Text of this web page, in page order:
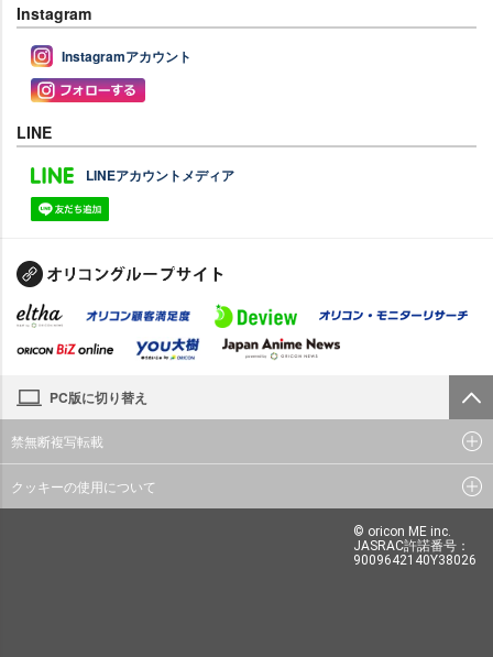
Instagram
Instagramアカウント
LINE
LINEアカウントメディア
PC版に切り替え
禁無断複写転載
クッキーの使用について
© oricon ME inc.
JASRAC許諾番号：
9009642140Y38026